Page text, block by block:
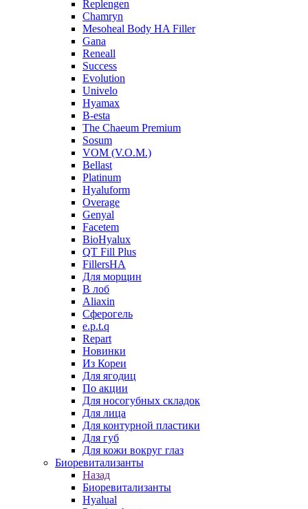
Replengen
Chamryn
Mesoheal Body HA Filler
Gana
Reneall
Success
Evolution
Univelo
Hyamax
B-esta
The Chaeum Premium
Sosum
VOM (V.O.M.)
Bellast
Platinum
Hyaluform
Overage
Genyal
Facetem
BioHyalux
QT Fill Plus
FillersHA
Для морщин
В лоб
Aliaxin
Сферогель
e.p.t.q
Repart
Новинки
Из Кореи
Для ягодиц
По акции
Для носогубных складок
Для лица
Для контурной пластики
Для губ
Для кожи вокруг глаз
Биоревитализанты
Назад
Биоревитализанты
Hyalual